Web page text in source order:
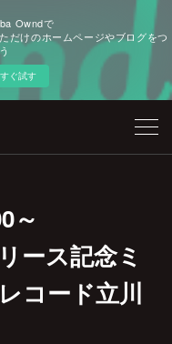
Owndで
だけのホームページやブログをつ
ぐ試す
～
ース記念ミ
コード立川